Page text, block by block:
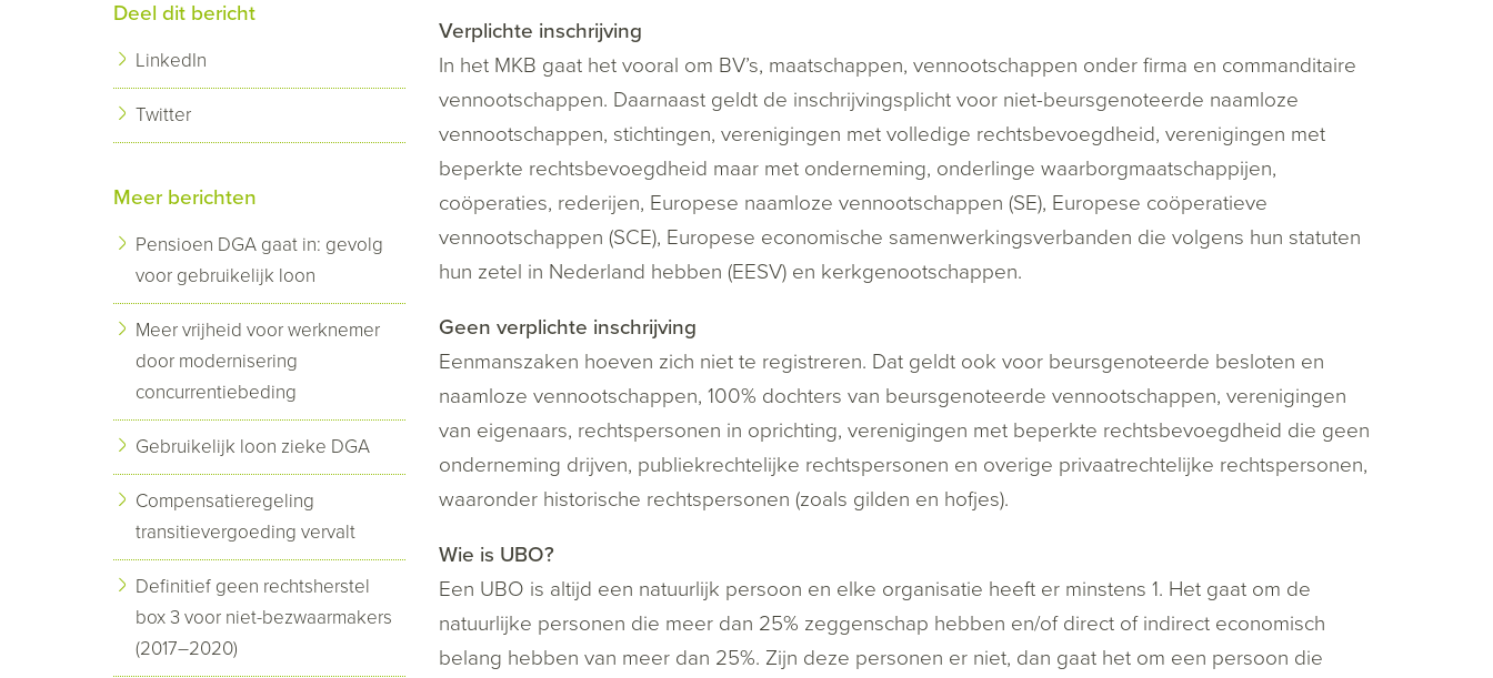
Verplichte inschrijving
In het MKB gaat het vooral om BV’s, maatschappen, vennootschappen onder firma en commanditaire
vennootschappen. Daarnaast geldt de inschrijvingsplicht voor niet-beursgenoteerde naamloze
vennootschappen, stichtingen, verenigingen met volledige rechtsbevoegdheid, verenigingen met
beperkte rechtsbevoegdheid maar met onderneming, onderlinge waarborgmaatschappijen,
coöperaties, rederijen, Europese naamloze vennootschappen (SE), Europese coöperatieve
vennootschappen (SCE), Europese economische samenwerkingsverbanden die volgens hun statuten
hun zetel in Nederland hebben (EESV) en kerkgenootschappen.
Geen verplichte inschrijving
Eenmanszaken hoeven zich niet te registreren. Dat geldt ook voor beursgenoteerde besloten en
naamloze vennootschappen, 100% dochters van beursgenoteerde vennootschappen, verenigingen
van eigenaars, rechtspersonen in oprichting, verenigingen met beperkte rechtsbevoegdheid die geen
onderneming drijven, publiekrechtelijke rechtspersonen en overige privaatrechtelijke rechtspersonen,
waaronder historische rechtspersonen (zoals gilden en hofjes).
Wie is UBO?
Een UBO is altijd een natuurlijk persoon en elke organisatie heeft er minstens 1. Het gaat om de
natuurlijke personen die meer dan 25% zeggenschap hebben en/of direct of indirect economisch
belang hebben van meer dan 25%. Zijn deze personen er niet, dan gaat het om een persoon die
Deel dit bericht
LinkedIn
Twitter
Meer berichten
Pensioen DGA gaat in: gevolg
voor gebruikelijk loon
Meer vrijheid voor werknemer
door modernisering
concurrentiebeding
Gebruikelijk loon zieke DGA
Compensatieregeling
transitievergoeding vervalt
Definitief geen rechtsherstel
box 3 voor niet-bezwaarmakers
(2017–2020)